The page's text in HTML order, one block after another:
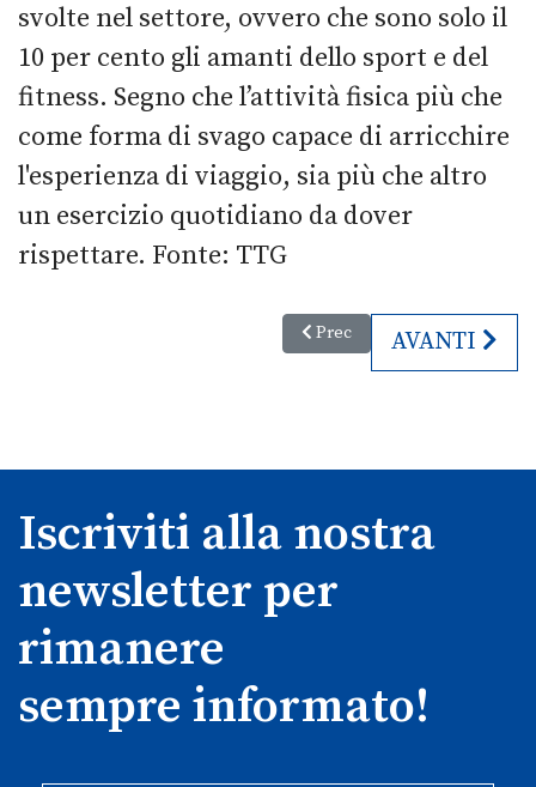
svolte nel settore, ovvero che sono solo il
10 per cento gli amanti dello sport e del
fitness. Segno che l’attività fisica più che
come forma di svago capace di arricchire
l'esperienza di viaggio, sia più che altro
un esercizio quotidiano da dover
rispettare. Fonte: TTG
Articolo precedente: Verso
Prec ARTICOLO
AVANTI
Iscriviti alla nostra
newsletter per
rimanere
sempre informato!